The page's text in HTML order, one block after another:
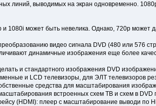
линий, выводимых на экран одновременно.
1080i может быть невелика. Однако, 720p может
видео сигнала DVD (480 или 576
динамичные изображения еще более
и стандартного изображения DVD
и LCD телевизоры, для ЭЛТ телевизоров
средства для масштабирования
встроенных схем ТВ и схем в
(HDMI): плеер с масштабирование выводи по